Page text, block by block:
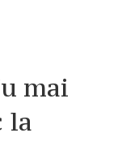
mai
la